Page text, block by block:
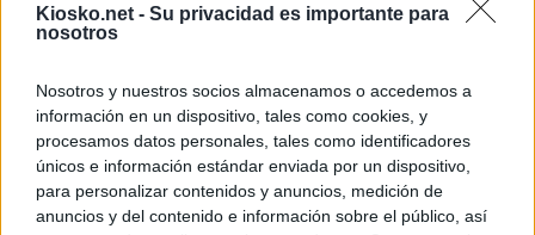
Kiosko.net - Su privacidad es importante para
nosotros
Nosotros y nuestros socios almacenamos o accedemos a
información en un dispositivo, tales como cookies, y
procesamos datos personales, tales como identificadores
únicos e información estándar enviada por un dispositivo,
para personalizar contenidos y anuncios, medición de
anuncios y del contenido e información sobre el público, así